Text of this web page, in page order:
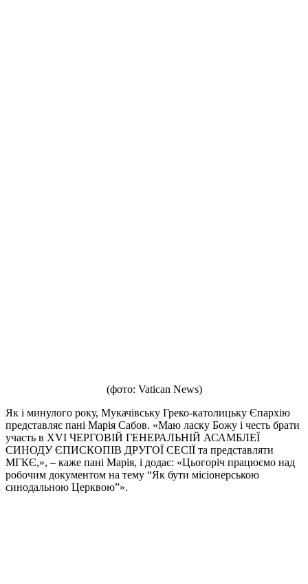
(фото: Vatican News)
Як і минулого року, Мукачівську Греко-католицьку Єпархію
представляє пані Марія Сабов. «Маю ласку Божу і честь брати
участь в XVI ЧЕРГОВІЙ ГЕНЕРАЛЬНІЙ АСАМБЛЕЇ
СИНОДУ ЄПИСКОПІВ ДРУГОЇ СЕСІЇ та представляти
МГКЄ,», – каже пані Марія, і додає: «Цьогоріч працюємо над
робочим документом на тему “Як бути місіонерською
синодальною Церквою”».